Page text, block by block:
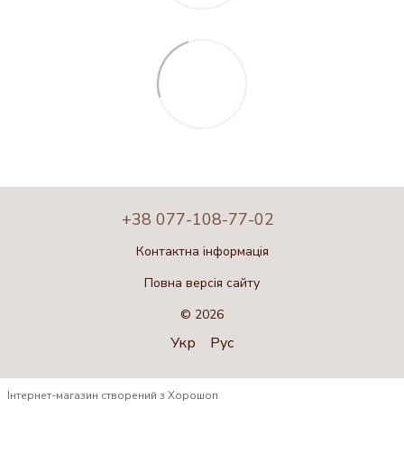
+38 077-108-77-02
Контактна інформація
Повна версія сайту
© 2026
Укр Рус
Інтернет-магазин створений з Хорошоп